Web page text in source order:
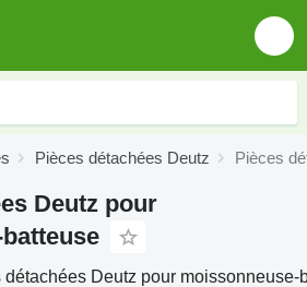
Pièces détachées Deutz Pièces
Deutz pour
détachées Deutz pour moissonneuse-